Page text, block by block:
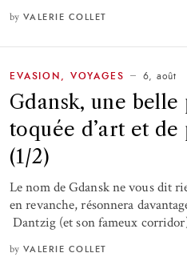
by VALERIE COLLET
EVASION VOYAGES 6, août
Gdansk, une belle
toquée d’art et
(1/2)
Le nom de Gdansk ne vous dit
en revanche, résonnera
Dantzig (et son fameux
by VALERIE COLLET